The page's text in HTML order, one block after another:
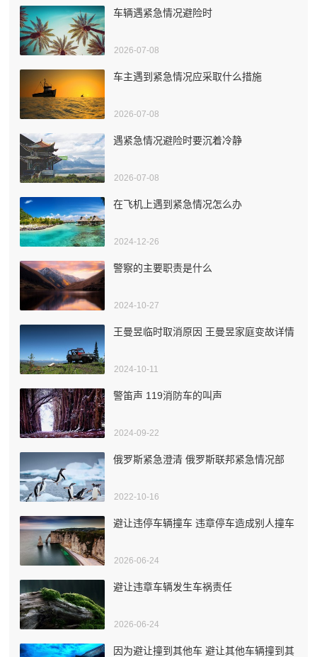
车辆遇紧急情况避险时
2026-07-08
车主遇到紧急情况应采取什么措施
2026-07-08
遇紧急情况避险时要沉着冷静
2026-07-08
在飞机上遇到紧急情况怎么办
2024-12-26
警察的主要职责是什么
2024-10-27
王曼昱临时取消原因 王曼昱家庭变故详情
2024-10-11
警笛声 119消防车的叫声
2024-09-22
俄罗斯紧急澄清 俄罗斯联邦紧急情况部
2022-10-16
避让违停车辆撞车 违章停车造成别人撞车
2026-06-24
避让违章车辆发生车祸责任
2026-06-24
因为避让撞到其他车 避让其他车辆撞到其